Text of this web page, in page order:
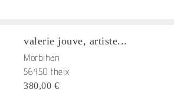
valerie jouve, artiste...
Morbihan
56450 theix
380,00 €